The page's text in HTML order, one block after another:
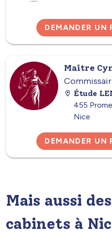
DEMANDER UN
Maître
Étude
455
Nice
DEMANDER UN
Mais aussi
cabinets à